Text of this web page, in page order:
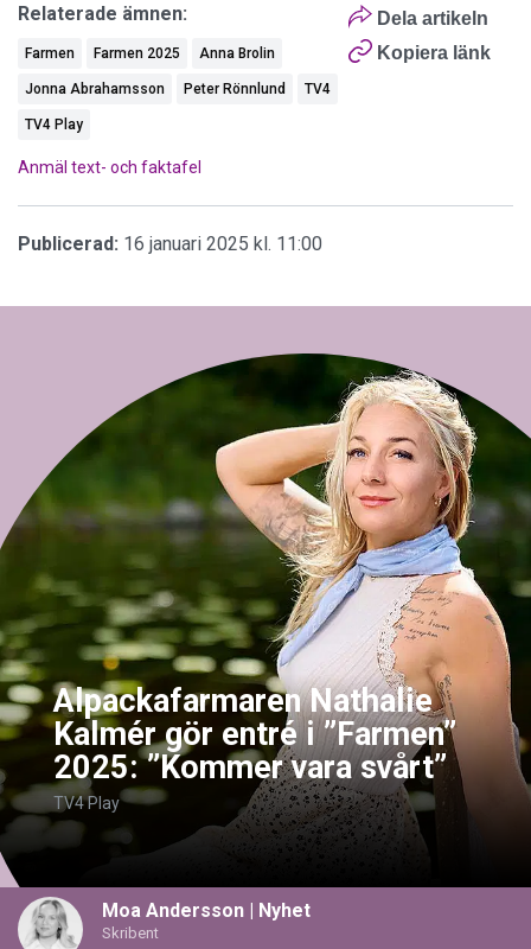
Dela artikeln
Kopiera länk
Relaterade ämnen:
Farmen Farmen 2025 Anna Brolin
Jonna Abrahamsson Peter Rönnlund TV4
TV4 Play
Anmäl text- och faktafel
Publicerad: 16 januari 2025 kl. 11:00
Alpackafarmaren Nathalie
Kalmér gör entré i ”Farmen”
2025: ”Kommer vara svårt”
TV4 Play
Moa Andersson | Nyhet
Skribent